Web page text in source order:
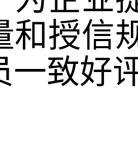
和授信
一致好